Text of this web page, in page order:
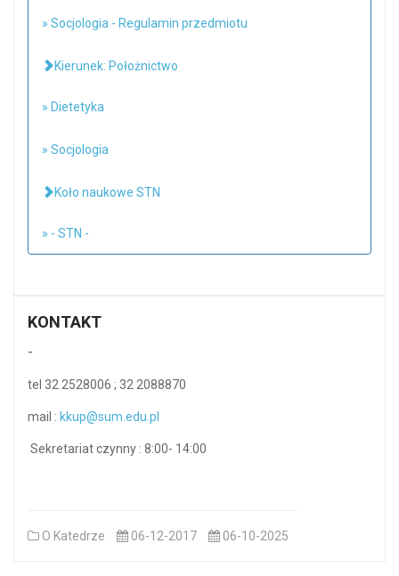
» Socjologia - Regulamin przedmiotu
Kierunek: Położnictwo
» Dietetyka
» Socjologia
Koło naukowe STN
» - STN -
KONTAKT
-
tel 32 2528006 ; 32 2088870
mail : kkup@sum.edu.pl
Sekretariat czynny : 8:00- 14:00
O Katedrze 06-12-2017 06-10-2025